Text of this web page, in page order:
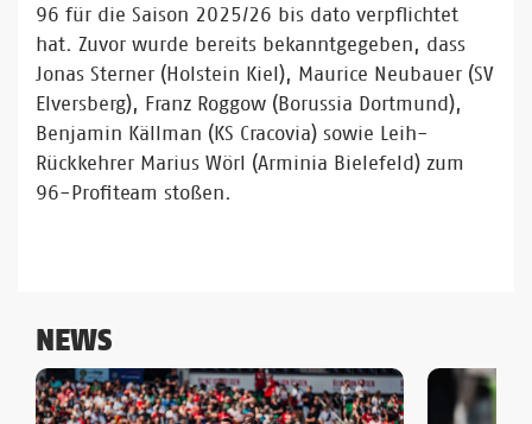
96 für die Saison 2025/26 bis dato verpflichtet
hat. Zuvor wurde bereits bekanntgegeben, dass
Jonas Sterner (Holstein Kiel), Maurice Neubauer (SV
Elversberg), Franz Roggow (Borussia Dortmund),
Benjamin Källman (KS Cracovia) sowie Leih-
Rückkehrer Marius Wörl (Arminia Bielefeld) zum
96-Profiteam stoßen.
NEWS